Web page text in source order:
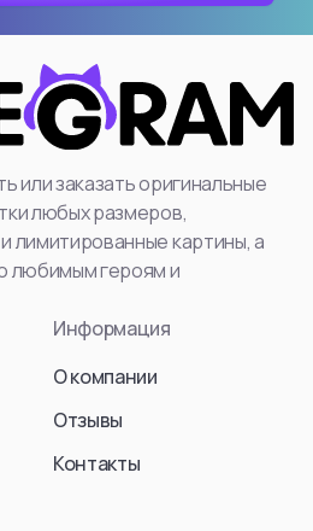
или заказать оригинальные
любых размеров,
лимитированные картины, а
любимым героям и
Информация
О компании
Отзывы
Контакты